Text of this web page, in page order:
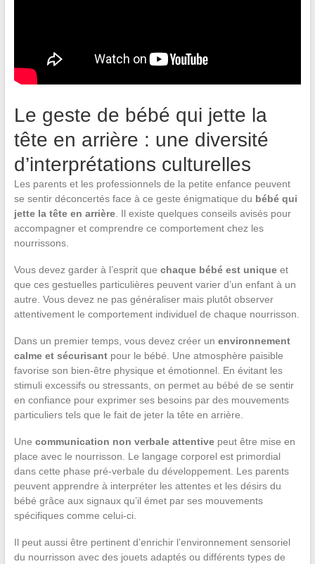
Le geste de bébé qui jette la
tête en arrière : une diversité
d’interprétations culturelles
Les parents et les professionnels de la petite enfance peuvent
se sentir déconcertés face à ce geste énigmatique du bébé qui
jette la tête en arrière. Il existe quelques conseils avisés pour
accompagner et comprendre ce comportement chez les
nourrissons.
Vous devez garder à l’esprit que chaque bébé est uniqueet
que ces gestuelles particulières peuvent varier d’un enfant à un
autre. Vous devez ne pas généraliser mais plutôt observer
attentivement le comportement individuel de chaque nourrisson.
Dans un premier temps, vous devez créer un environnement
calme et sécurisantpour le bébé. Une atmosphère paisible
favorise son bien-être physique et émotionnel. En évitant les
stimuli excessifs ou stressants, on permet au bébé de se sentir
en confiance pour exprimer ses besoins par des mouvements
particuliers tels que le fait de jeter la tête en arrière.
Une communication non verbale attentivepeut être mise en
place avec le nourrisson. Le langage corporel est primordial
dans cette phase pré-verbale du développement. Les parents
peuvent apprendre à interpréter les attentes et les désirs du
bébé grâce aux signaux qu’il émet par ses mouvements
spécifiques comme celui-ci.
Il peut aussi être pertinent d’enrichir l’environnement sensoriel
du nourrisson avec des jouets adaptés ou différents types de